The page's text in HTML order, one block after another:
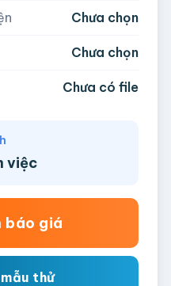
Chưa chọn
Chưa chọn
Chưa có file
việc
báo giá
thử